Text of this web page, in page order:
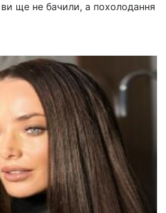
ще не бачили, а похолодання